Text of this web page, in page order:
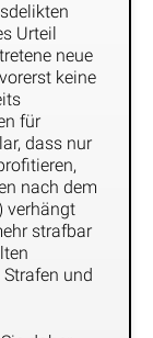
Urteil
neue
keine
für
dass nur
nach dem
verhängt
strafbar
und